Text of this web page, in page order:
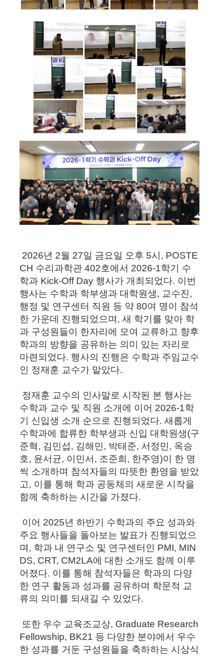
2026년 2월 27일 금요일 오후 5시, POSTE
CH 수리과학관 402호에서 2026-1학기 수
학과 Kick-Off Day 행사가 개최되었다. 이번
행사는 수학과 학부생과 대학원생, 교수진,
행정 및 연구센터 직원 등 약 80여 명이 참석
한 가운데 진행되었으며, 새 학기를 맞아 학
과 구성원들이 한자리에 모여 교류하고 향후
학과의 방향을 공유하는 의미 있는 자리로
마련되었다. 행사의 진행은 수학과 주임교수
인 정재훈 교수가 맡았다.
정재훈 교수의 인사말로 시작된 본 행사는
수학과 교수 및 직원 소개에 이어 2026-1학
기 신입생 소개 순으로 진행되었다. 새롭게
수학과에 합류한 학부생과 신입 대학원생(구
준혁, 김민섭, 김해민, 박태준, 서정민, 옥승
호, 윤서균, 이민서, 조준희, 한주영)이 한 명
씩 소개하며 참석자들의 따뜻한 환영을 받았
고, 이를 통해 학과 공동체의 새로운 시작을
함께 축하하는 시간을 가졌다.
이어 2025년 하반기 수학과의 주요 성과와
주요 행사들을 돌아보는 발표가 진행되었으
며, 학과 내 연구소 및 연구센터인 PMI, MIN
DS, CRT, CM2LA에 대한 소개도 함께 이루
어졌다. 이를 통해 참석자들은 학과의 다양
한 연구 활동과 성과를 공유하며 학문적 교
류의 의미를 되새길 수 있었다.
또한 우수 교육조교상, Graduate Research
Fellowship, BK21 등 다양한 분야에서 우수
한 성과를 거둔 구성원들을 축하하는 시상식